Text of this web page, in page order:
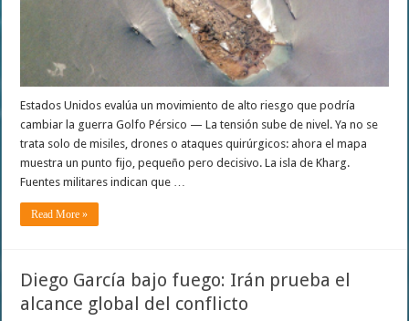
Estados Unidos evalúa un movimiento de alto riesgo que podría
cambiar la guerra Golfo Pérsico — La tensión sube de nivel. Ya no se
trata solo de misiles, drones o ataques quirúrgicos: ahora el mapa
muestra un punto fijo, pequeño pero decisivo. La isla de Kharg.
Fuentes militares indican que …
Read More »
Diego García bajo fuego: Irán prueba el
alcance global del conflicto